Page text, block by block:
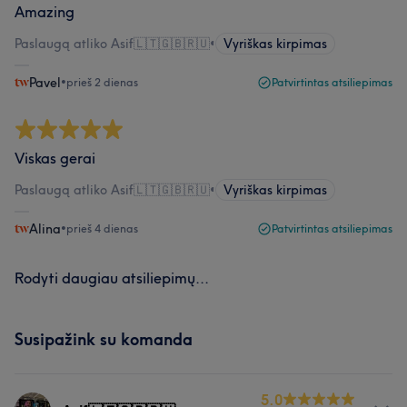
Amazing
Paslaugą atliko Asif🇱🇹🇬🇧🇷🇺• Vyriškas kirpimas
Pavel•prieš 2 dienas Patvirtintas atsiliepimas
Viskas gerai
Paslaugą atliko Asif🇱🇹🇬🇧🇷🇺• Vyriškas kirpimas
Alina•prieš 4 dienas Patvirtintas atsiliepimas
Rodyti daugiau atsiliepimų...
Susipažink su komanda
5.0